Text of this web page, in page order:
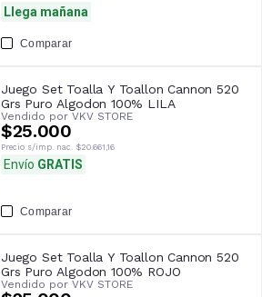
Llega mañana
Comparar
Juego Set Toalla Y Toallon Cannon 520
Grs Puro Algodon 100% LILA
Vendido por VKV STORE
$25.000
Precio s/imp. nac. $20.661,16
Envío GRATIS
Comparar
Juego Set Toalla Y Toallon Cannon 520
Grs Puro Algodon 100% ROJO
Vendido por VKV STORE